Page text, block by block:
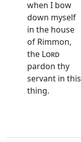
when I bow
down myself
in the house
of Rimmon,
the Lord
pardon thy
servant in this
thing.